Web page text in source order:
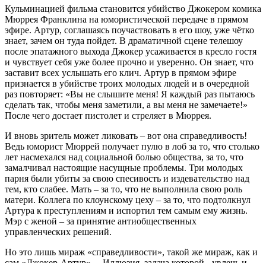
Кульминацией фильма становится убийство Джокером комика
Мюррея Франклина на юмористической передаче в прямом
эфире. Артур, соглашаясь поучаствовать в его шоу, уже чётко
знает, зачем он туда пойдет. В драматичной сцене телешоу
после эпатажного выхода Джокер усаживается в кресло гостя
и чувствует себя уже более прочно и уверенно. Он знает, что
заставит всех услышать его клич. Артур в прямом эфире
признается в убийстве троих молодых людей и в очередной
раз повторяет: «Вы не слышите меня! Я каждый раз пытаюсь
сделать так, чтобы меня заметили, а вы меня не замечаете!»
После чего достает пистолет и стреляет в Мюррея.
И вновь зритель может ликовать – вот она справедливость!
Ведь юморист Мюррей получает пулю в лоб за то, что столько
лет насмехался над социальной болью общества, за то, что
замалчивал настоящие насущные проблемы. Три молодых
парня были убиты за свою спесивость и издевательство над
тем, кто слабее. Мать – за то, что не выполнила свою роль
матери. Коллега по клоунскому цеху – за то, что подтолкнул
Артура к преступлениям и испортил тем самым ему жизнь.
Мэр с женой – за принятие антиобщественных
управленческих решений.
Но это лишь мираж «справедливости», такой же мираж, как и